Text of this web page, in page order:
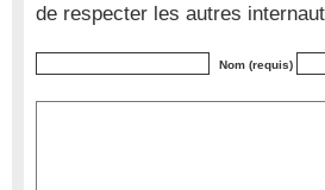
de respecter les autres
Nom (requis)